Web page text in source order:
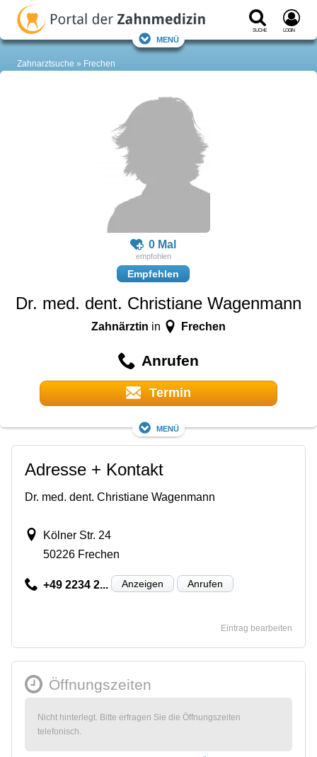
Suche Login
Menü
Zahnarztsuche Frechen
0 Mal
Empfehlen
Dr. med. dent. Christiane Wagenmann
Zahnärztin in Frechen
Anrufen
Termin
Menü
Adresse + Kontakt
Dr. med. dent. Christiane Wagenmann
Kölner Str. 24
50226 Frechen
+49 2234 2... Anzeigen Anrufen
Eintrag bearbeiten
Öffnungszeiten
Nicht hinterlegt. Bitte erfragen Sie die Öffnungszeiten
telefonisch.